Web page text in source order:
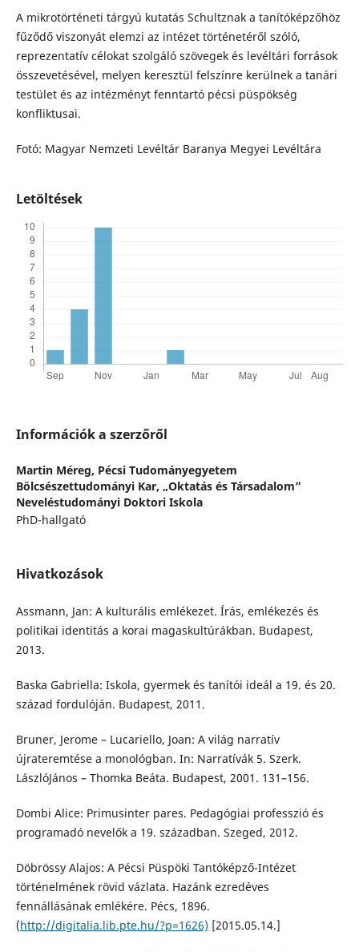
A mikrotörténeti tárgyú kutatás Schultznak a tanítóképzőhöz
fűződő viszonyát elemzi az intézet történetéről szóló,
reprezentatív célokat szolgáló szövegek és levéltári források
összevetésével, melyen keresztül felszínre kerülnek a tanári
testület és az intézményt fenntartó pécsi püspökség
konfliktusai.
Fotó: Magyar Nemzeti Levéltár Baranya Megyei Levéltára
Letöltések
Információk a szerzőről
Martin Méreg, Pécsi Tudományegyetem
Bölcsészettudományi Kar, „Oktatás és Társadalom”
Neveléstudományi Doktori Iskola
PhD-hallgató
Hivatkozások
Assmann, Jan: A kulturális emlékezet. Írás, emlékezés és
politikai identitás a korai magaskultúrákban. Budapest,
2013.
Baska Gabriella: Iskola, gyermek és tanítói ideál a 19. és 20.
század fordulóján. Budapest, 2011.
Bruner, Jerome – Lucariello, Joan: A világ narratív
újrateremtése a monológban. In: Narratívák 5. Szerk.
LászlóJános – Thomka Beáta. Budapest, 2001. 131–156.
Dombi Alice: Primusinter pares. Pedagógiai professzió és
programadó nevelők a 19. században. Szeged, 2012.
Döbrössy Alajos: A Pécsi Püspöki Tantóképző-Intézet
történelmének rövid vázlata. Hazánk ezredéves
fennállásának emlékére. Pécs, 1896.
(http://digitalia.lib.pte.hu/?p=1626) [2015.05.14.]